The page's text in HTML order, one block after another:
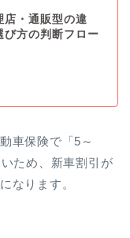
店・通販型の違
び方の判断フロー
車保険で「5～
ため、新車割引が
なります。